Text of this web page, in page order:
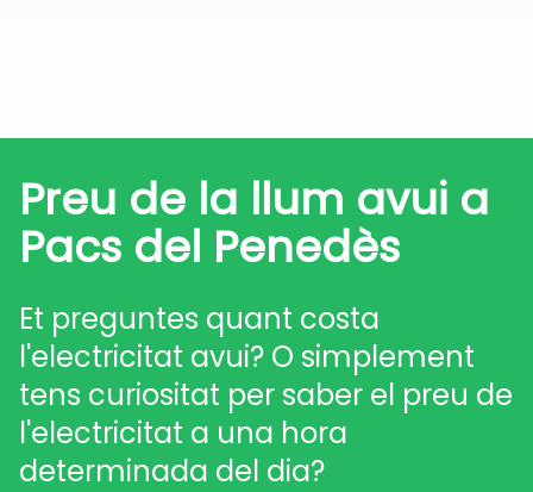
Preu de la llum avui a
Pacs del Penedès
Et preguntes quant costa
l'electricitat avui? O simplement
tens curiositat per saber el preu de
l'electricitat a una hora
determinada del dia?